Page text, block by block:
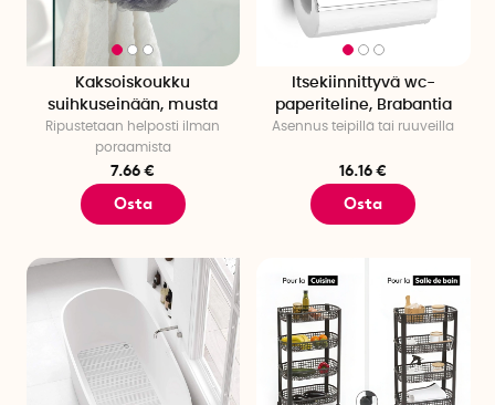
Kaksoiskoukku
suihkuseinään, musta
Ripustetaan helposti ilman
poraamista
7.66 €
Osta
Itsekiinnittyvä wc-
paperiteline, Brabantia
Asennus teipillä tai ruuveilla
16.16 €
Osta